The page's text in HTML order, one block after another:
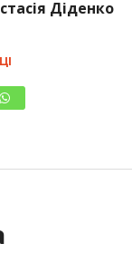
Діденко